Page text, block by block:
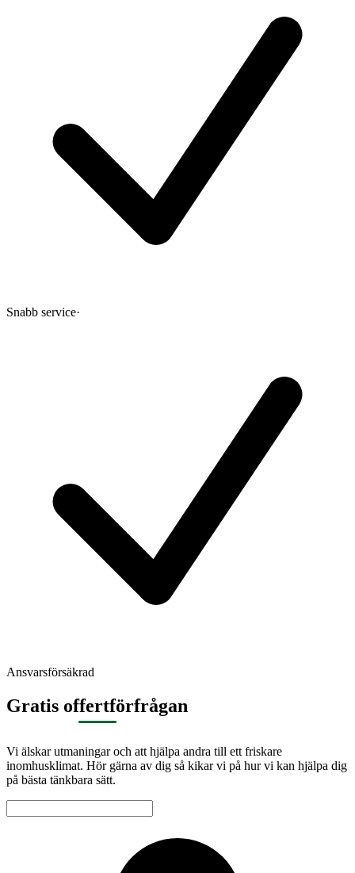
Snabb service·
Ansvarsförsäkrad
Gratis offertförfrågan
Vi älskar utmaningar och att hjälpa andra till ett friskare
inomhusklimat. Hör gärna av dig så kikar vi på hur vi kan hjälpa dig
på bästa tänkbara sätt.